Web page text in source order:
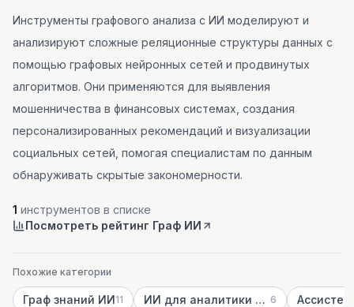
Инструменты графового анализа с ИИ моделируют и
анализируют сложные реляционные структуры данных с
помощью графовых нейронных сетей и продвинутых
алгоритмов. Они применяются для выявления
мошенничества в финансовых системах, создания
персонализированных рекомендаций и визуализации
социальных сетей, помогая специалистам по данным
обнаруживать скрытые закономерности.
1 инструментов в списке
Посмотреть рейтинг Граф ИИ
Похожие категории
Граф знаний ИИ11 ИИ для аналитики данных 6